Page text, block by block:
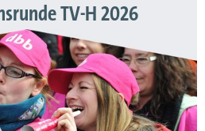
TV-H 2026